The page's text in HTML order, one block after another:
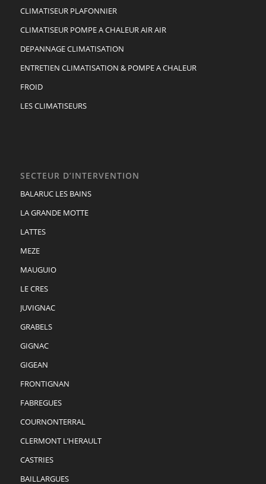
CLIMATISEUR PLAFONNIER
CLIMATISEUR POMPE A CHALEUR AIR AIR
DEPANNAGE CLIMATISATION
ENTRETIEN CLIMATISATION & POMPE A CHALEUR
FROID
LES CLIMATISEURS
SECTEUR D’INTERVENTION
BALARUC LES BAINS
LA GRANDE MOTTE
LATTES
MEZE
MAUGUIO
LE CRES
JUVIGNAC
GRABELS
GIGNAC
GIGEAN
FRONTIGNAN
FABREGUES
COURNONTERRAL
CLERMONT L’HERAULT
CASTRIES
BAILLARGUES